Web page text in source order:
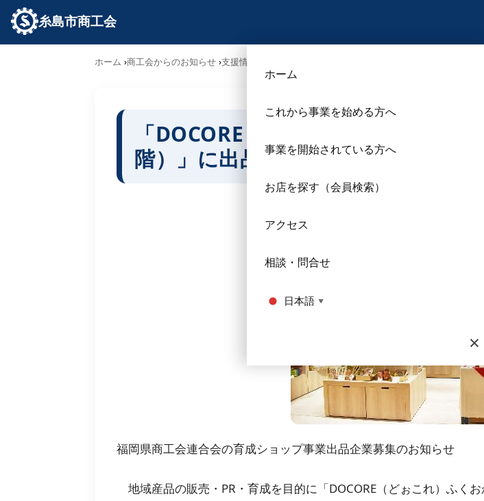
糸島市商工会
ホーム
これから事業を始める方へ
事業を開始されている方へ
お店を探す（会員検索）
アクセス
相談・問合せ
日本語 ▼
×
ホーム 商工会からのお知らせ 支援情報 「DOCORE（どぉこれ）ふくおか商工会ショップ（
「DOCORE（どぉこれ）ふくおか
階）」に出品しませんか？【第24期】
福岡県商工会連合会の育成ショップ事業出品企業募集のお知らせ
地域産品の販売・PR・育成を目的に「DOCORE（どぉこれ）ふく